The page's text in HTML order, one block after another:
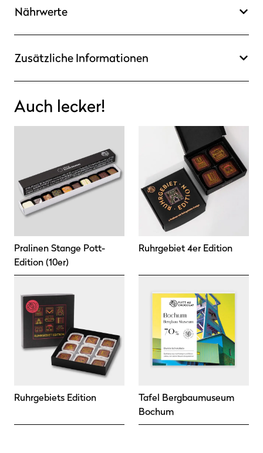
Nährwerte
Zusätzliche Informationen
Auch lecker!
Pralinen Stange Pott-
Edition (10er)
Ruhrgebiet 4er Edition
Ruhrgebiets Edition
Tafel Bergbaumuseum
Bochum